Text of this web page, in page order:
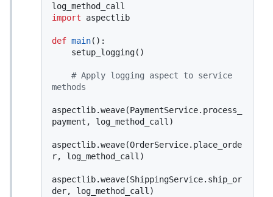
import aspectlib
def main():
# Apply logging aspect to service
methods
aspectlib.weave(PaymentService.process_
payment, log_method_call)
aspectlib.weave(OrderService.place_orde
r, log_method_call)
aspectlib.weave(ShippingService.ship_or
der, log_method_call)